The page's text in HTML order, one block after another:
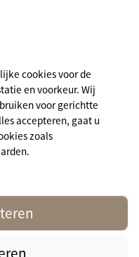
cookies voor de
en voorkeur. Wij
voor gerichtte
accepteren, gaat u
zoals